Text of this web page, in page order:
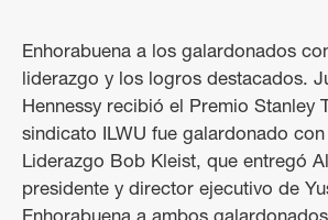
Enhorabuena a los galardonados
liderazgo y los logros destacados.
Hennessy recibió el Premio Stanley
sindicato ILWU fue galardonado
Liderazgo Bob Kleist, que entregó
presidente y director ejecutivo de
Enhorabuena a ambos